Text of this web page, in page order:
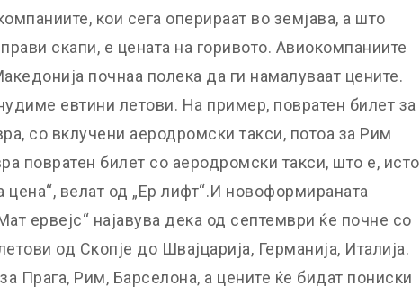
кои сега оперираат во земјава, а што
скапи, е цената на горивото. Авиокомпаниите
почнаа полека да ги намалуваат цените.
евтини летови. На пример, повратен билет за
со вклучени аеродромски такси, потоа за Рим
повратен билет со аеродромски такси, што е, исто
цена“, велат од „Ер лифт“.И новоформираната
ервејс“ најавува дека од септември ќе почне со
од Скопје до Швајцарија, Германија, Италија.
Прага, Рим, Барселона, а цените ќе бидат пониски